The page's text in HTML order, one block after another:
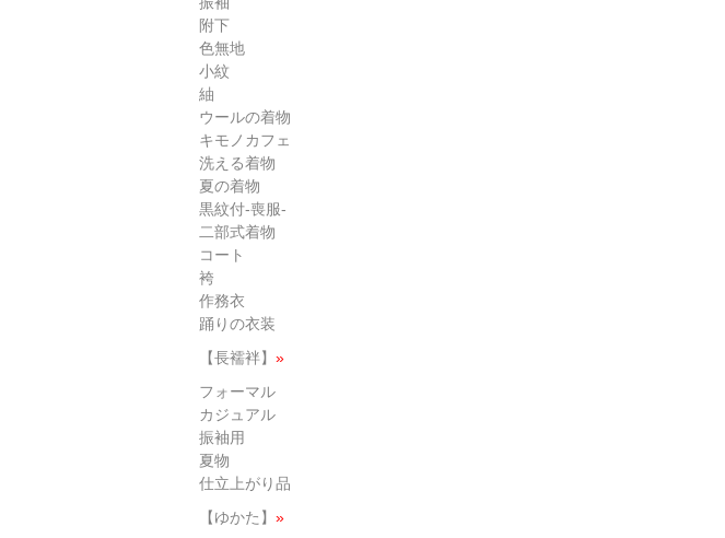
附下
色無地
小紋
紬
ウールの着物
キモノカフェ
洗える着物
夏の着物
黒紋付-喪服-
二部式着物
コート
袴
作務衣
踊りの衣装
【長襦袢】 »
フォーマル
カジュアル
振袖用
夏物
仕立上がり品
【ゆかた】 »